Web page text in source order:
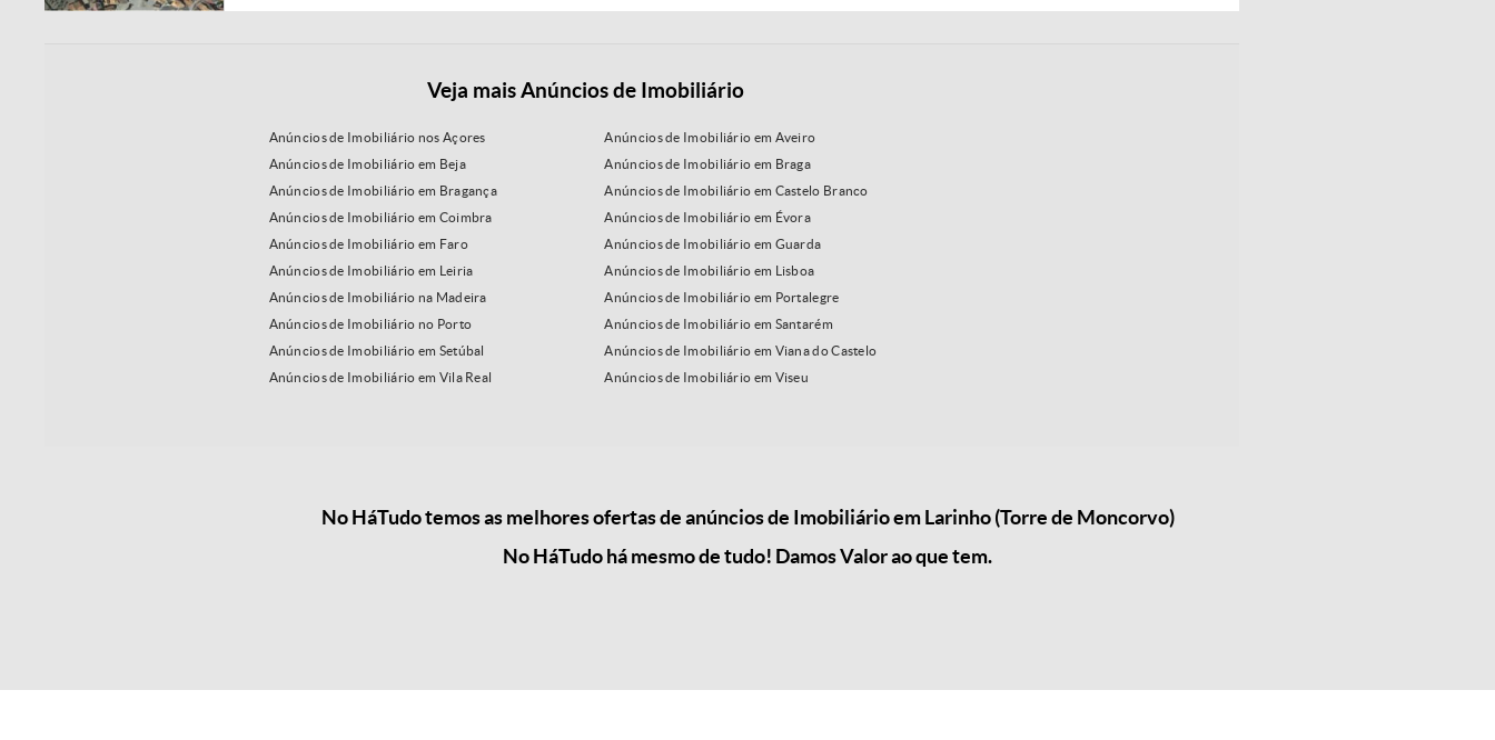
Veja mais Anúncios de Imobiliário
Anúncios de Imobiliário nos Açores
Anúncios de Imobiliário em Aveiro
Anúncios de Imobiliário em Beja
Anúncios de Imobiliário em Braga
Anúncios de Imobiliário em Bragança
Anúncios de Imobiliário em Castelo Branco
Anúncios de Imobiliário em Coimbra
Anúncios de Imobiliário em Évora
Anúncios de Imobiliário em Faro
Anúncios de Imobiliário em Guarda
Anúncios de Imobiliário em Leiria
Anúncios de Imobiliário em Lisboa
Anúncios de Imobiliário na Madeira
Anúncios de Imobiliário em Portalegre
Anúncios de Imobiliário no Porto
Anúncios de Imobiliário em Santarém
Anúncios de Imobiliário em Setúbal
Anúncios de Imobiliário em Viana do Castelo
Anúncios de Imobiliário em Vila Real
Anúncios de Imobiliário em Viseu
No HáTudo temos as melhores ofertas de anúncios de Imobiliário em Larinho (Torre de Moncorvo)
No HáTudo há mesmo de tudo! Damos Valor ao que tem.